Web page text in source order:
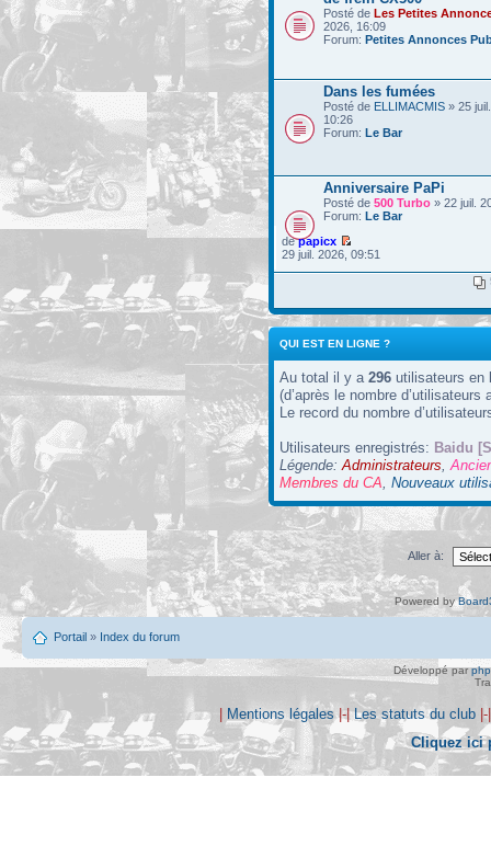
Posté de Les Petites
2026, 16:09
Forum: Petites Annonces
Dans les fumées
Posté de ELLIMACMIS » 25
10:26
Forum: Le Bar
Anniversaire PaPi
Posté de 500 Turbo » 22 juil.
Forum: Le Bar
depapicx
29 juil. 2026, 09:51
QUI EST EN LIGNE ?
Au total il y a 296 utilisateurs en
(d’après le nombre
Le record du nombre
Utilisateurs enregistrés: Baidu
Légende: Administrateurs
Membres du CA Nouveaux
Aller à:
Powered by
Portail » Index du forum
Développé par
| Mentions légales|-|Les statuts du club
Cliquez ici